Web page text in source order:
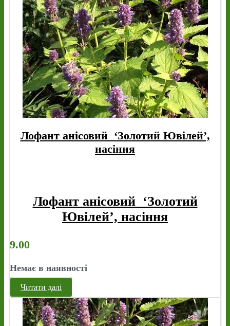
Лофант анісовий ‘Золотий Ювілей’,
насіння
Лофант анісовий ‘Золотий
Ювілей’, насіння
9.00
Немає в наявності
Читати далі